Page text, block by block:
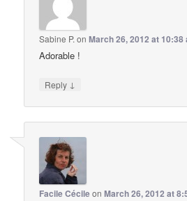
Sabine P. onMarch 26, 2012 at 10:38
Adorable !
Reply ↓
Facile CécileonMarch 26, 2012 at